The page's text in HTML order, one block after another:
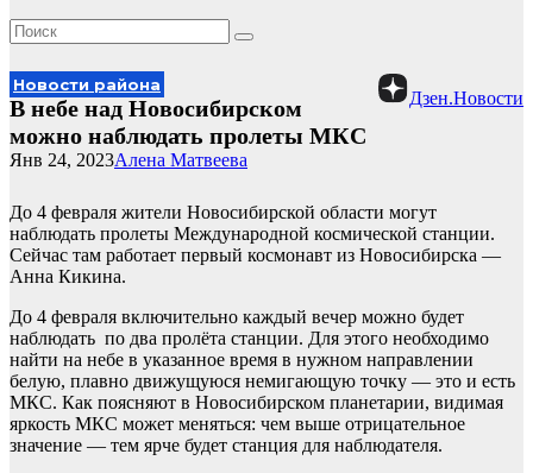
Дзен.Новости
Новости района
В небе над Новосибирском
можно наблюдать пролеты МКС
Алена Матвеева
Янв 24, 2023
До 4 февраля жители Новосибирской области могут
наблюдать пролеты Международной космической станции.
Сейчас там работает первый космонавт из Новосибирска —
Анна Кикина.
До 4 февраля включительно каждый вечер можно будет
наблюдать по два пролёта станции. Для этого необходимо
найти на небе в указанное время в нужном направлении
белую, плавно движущуюся немигающую точку — это и есть
МКС. Как поясняют в Новосибирском планетарии, видимая
яркость МКС может меняться: чем выше отрицательное
значение — тем ярче будет станция для наблюдателя.